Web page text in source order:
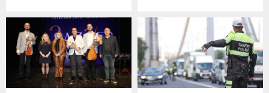
kararın ardından belediye
statü ile sürdüreceğini
belirtti. İstifa, yerel
yönetimde dikkat çeken bir
gelişme olarak kaydedildi.
Bu gelişme, partideki daha
geniş bir hareketliliğin
veren Osmangazi
organizasyon ile çocukların
yüzlerindeki gülümsemeye
katkı sağladı. Toplumsal
duyarlılık anlayışıyla hareket
eden Osmangazi Belediyesi,
Osmangazi Belediyespor